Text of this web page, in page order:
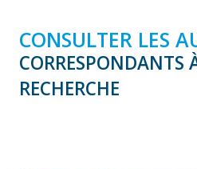
CONSULTER LES
CORRESPONDANTS
RECHERCHE